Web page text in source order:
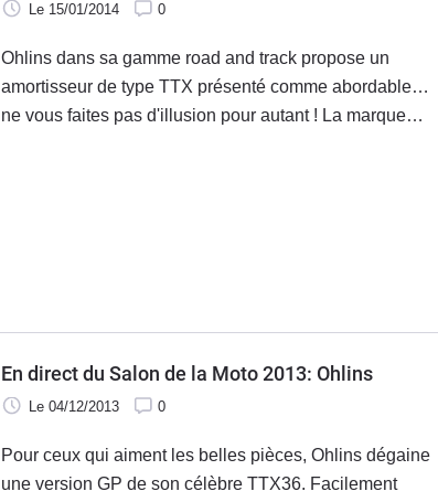
Le 15/01/2014 0
Ohlins dans sa gamme road and track propose un
amortisseur de type TTX présenté comme abordable…
ne vous faites pas d'illusion pour autant ! La marque
En direct du Salon de la Moto 2013: Ohlins
Le 04/12/2013 0
Pour ceux qui aiment les belles pièces, Ohlins dégaine
une version GP de son célèbre TTX36. Facilement